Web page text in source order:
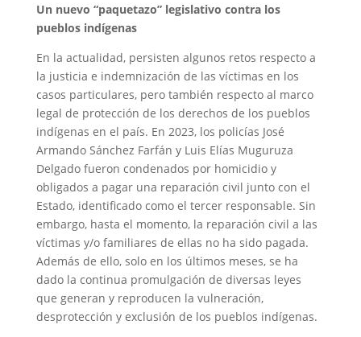
Un nuevo “paquetazo” legislativo contra los
pueblos indígenas
En la actualidad, persisten algunos retos respecto a
la justicia e indemnización de las víctimas en los
casos particulares, pero también respecto al marco
legal de protección de los derechos de los pueblos
indígenas en el país. En 2023, los policías José
Armando Sánchez Farfán y Luis Elías Muguruza
Delgado fueron condenados por homicidio y
obligados a pagar una reparación civil junto con el
Estado, identificado como el tercer responsable. Sin
embargo, hasta el momento, la reparación civil a las
víctimas y/o familiares de ellas no ha sido pagada.
Además de ello, solo en los últimos meses, se ha
dado la continua promulgación de diversas leyes
que generan y reproducen la vulneración,
desprotección y exclusión de los pueblos indígenas.